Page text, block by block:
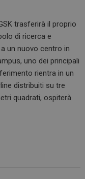
trasferirà il proprio
di ricerca e
un nuovo centro in
uno dei principali
rientra in un
distribuiti su tre
quadrati, ospiterà